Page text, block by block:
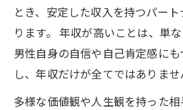
とき、安定した収入を持つパー
ります。 年収が高いことは、単
男性自身の自信や自己肯定感に
し、年収だけが全てではありませ
多様な価値観や人生観を持った